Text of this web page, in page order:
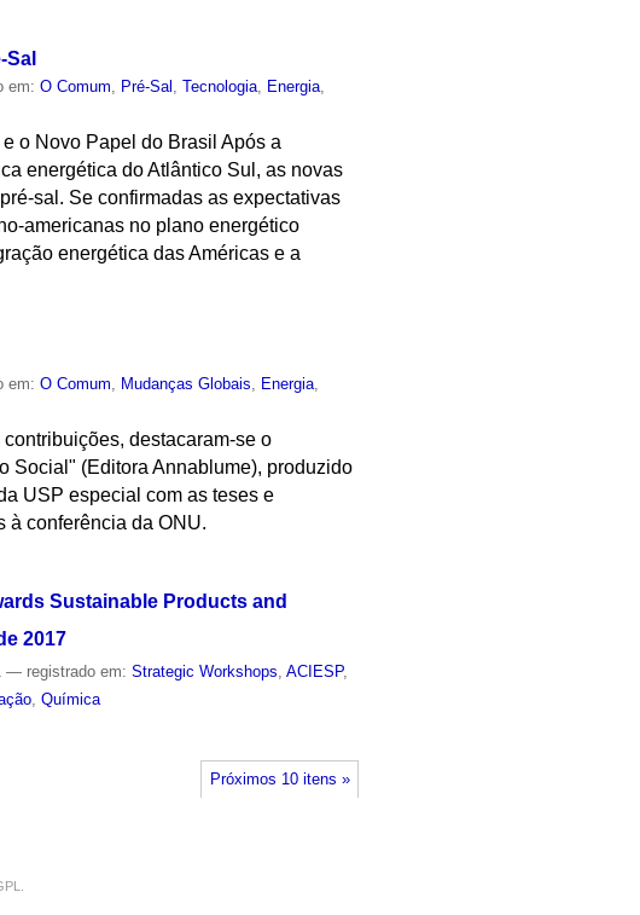
em:O Comum Pré-Sal ,Tecnologia Energia
o Novo Papel do Brasil Após a
energética do Atlântico Sul, as novas
sal. Se confirmadas as expectativas
americanas no plano energético
energética das Américas e a
em:O Comum Mudanças Globais Energia
destacaram-se o
Social" (Editora Annablume), produzido
USP especial com as teses e
à conferência da ONU.
Sustainable Products and
2017
— registrado em:Strategic Workshops,ACIESP,
,Química
Próximos 10 itens »